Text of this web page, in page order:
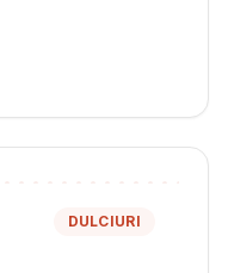
DULCIURI